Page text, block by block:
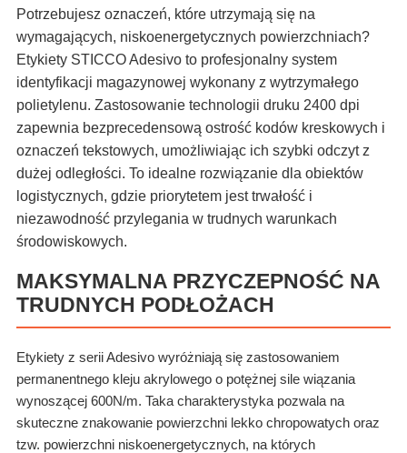
Potrzebujesz oznaczeń, które utrzymają się na
wymagających, niskoenergetycznych powierzchniach?
Etykiety STICCO Adesivo to profesjonalny system
identyfikacji magazynowej wykonany z wytrzymałego
polietylenu. Zastosowanie technologii druku 2400 dpi
zapewnia bezprecedensową ostrość kodów kreskowych i
oznaczeń tekstowych, umożliwiając ich szybki odczyt z
dużej odległości. To idealne rozwiązanie dla obiektów
logistycznych, gdzie priorytetem jest trwałość i
niezawodność przylegania w trudnych warunkach
środowiskowych.
MAKSYMALNA PRZYCZEPNOŚĆ NA
TRUDNYCH PODŁOŻACH
Etykiety z serii Adesivo wyróżniają się zastosowaniem
permanentnego kleju akrylowego o potężnej sile wiązania
wynoszącej 600N/m. Taka charakterystyka pozwala na
skuteczne znakowanie powierzchni lekko chropowatych oraz
tzw. powierzchni niskoenergetycznych, na których